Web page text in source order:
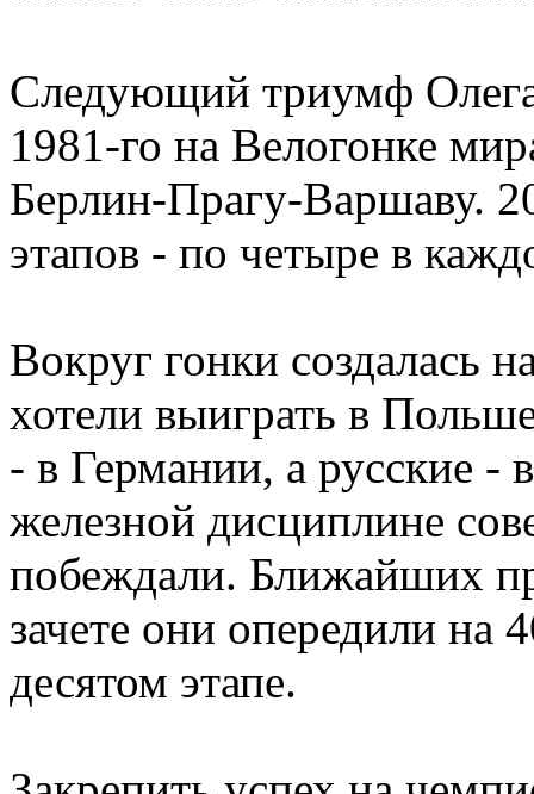
Следующий триумф
1981-го на Велогонке
Берлин-Прагу-Варшаву.
этапов - по четыре в
Вокруг гонки создалась
хотели выиграть в
- в Германии, а русские -
железной дисциплине
побеждали. Ближайших
зачете они опередили
десятом этапе.